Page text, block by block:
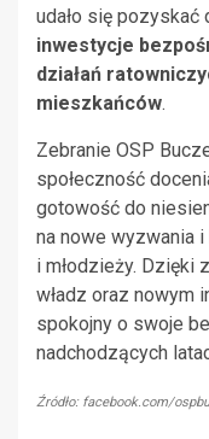
udało się
inwestycje
działań
mieszkańców.
Zebranie OSP
społeczność
gotowość do
na nowe wyzwania
i młodzieży. Dzięki
władz oraz nowym
spokojny o swoje
nadchodzących
Źródło: facebook.com/